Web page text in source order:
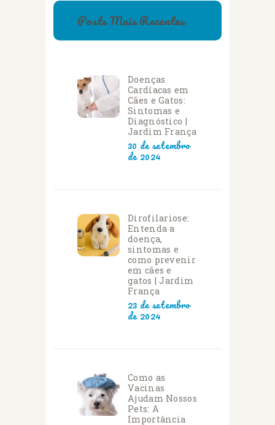
Posts Mais Recentes
Doenças
Cardíacas em
Cães e Gatos:
Sintomas e
Diagnóstico |
Jardim França
30 de setembro
de 2024
Dirofilariose:
Entenda a
doença,
sintomas e
como prevenir
em cães e
gatos | Jardim
França
23 de setembro
de 2024
Como as
Vacinas
Ajudam Nossos
Pets: A
Importância